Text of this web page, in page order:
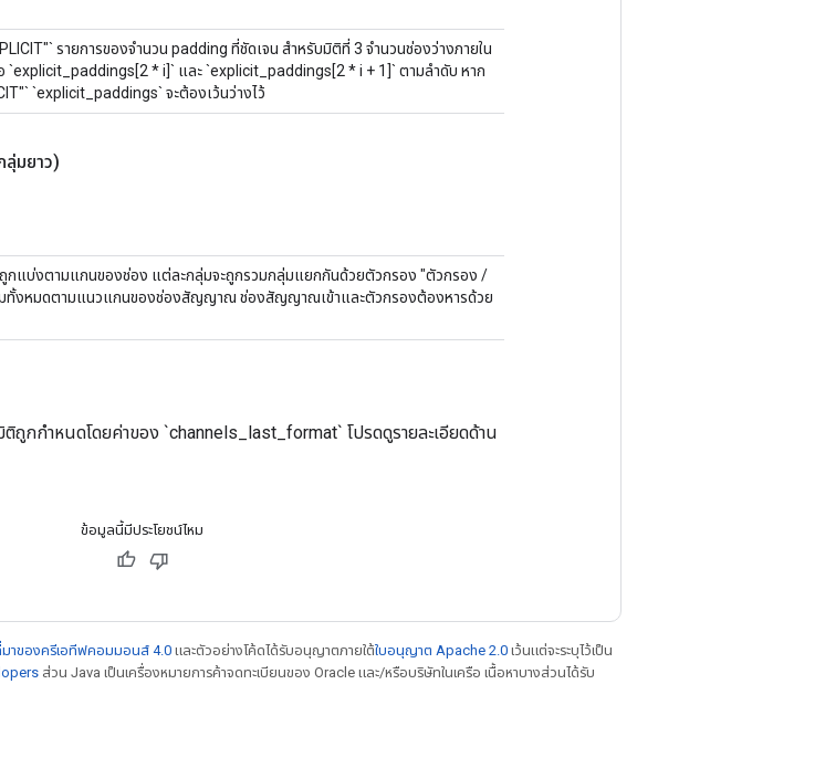
รายการของจำนวน padding ที่ชัดเจน สำหรับมิติที่ 3 จำนวนช่องว่างภายใน
* i]` และ `explicit_paddings[2 * i + 1]` ตามลำดับ หาก
`explicit_paddings` จะต้องเว้นว่างไว้
ลุ่มยาว)
กแบ่งตามแกนของช่อง แต่ละกลุ่มจะถูกรวมกลุ่มแยกกันด้วยตัวกรอง "ตัวกรอง /
งหมดตามแนวแกนของช่องสัญญาณ ช่องสัญญาณเข้าและตัวกรองต้องหารด้วย
ถูกกำหนดโดยค่าของ `channels_last_format` โปรดดูรายละเอียดด้าน
ข้อมูลนี้มีประโยชน์ไหม
าของครีเอทีฟคอมมอนส์ 4.0 และตัวอย่างโค้ดได้รับอนุญาตภายใต้ใบอนุญาต Apache 2.0 เว้นแต่จะระบุไว้เป็น
ส่วน Java เป็นเครื่องหมายการค้าจดทะเบียนของ Oracle และ/หรือบริษัทในเครือ เนื้อหาบางส่วนได้รับ